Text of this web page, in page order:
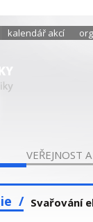
kalendář akcí
VEŘEJNOST
Svařování